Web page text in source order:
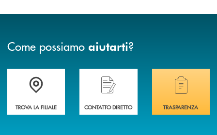
Come possiamo aiutarti?
Accedi all' elenco completo delle filiali di Banca di Caraglio.
TROVA LA FILIALE
Hai bisogno di assistenza immediata?
CONTATTO DIRETTO
Hai bisogno di
TRASPARENZA